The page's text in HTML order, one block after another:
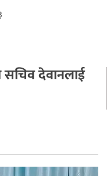
सचिव देवानलाई